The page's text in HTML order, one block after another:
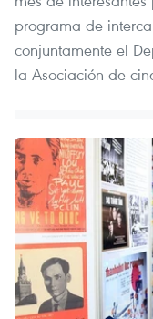
programa de
conjuntamente el
la Asociación de